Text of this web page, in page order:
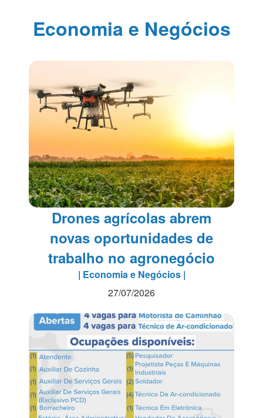
Economia e Negócios
Drones agrícolas abrem
novas oportunidades de
trabalho no agronegócio
| Economia e Negócios |
27/07/2026